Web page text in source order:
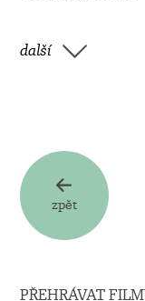
další
zpět
PŘEHRÁVAT